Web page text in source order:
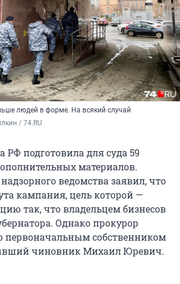
людей в форме. На всякий случай
/ 74.RU
РФ подготовила для суда 59
материалов.
ведомства заявил, что
кампания, цель которой —
так, что владельцем бизнесов
Однако прокурор
первоначальным собственником
чиновник Михаил Юревич.